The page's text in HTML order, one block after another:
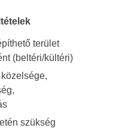
terület
(beltéri/kültéri)
szükség